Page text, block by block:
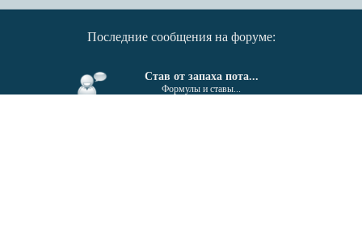
Последние сообщения на форуме:
Став от запаха пота...
Формулы и ставы...